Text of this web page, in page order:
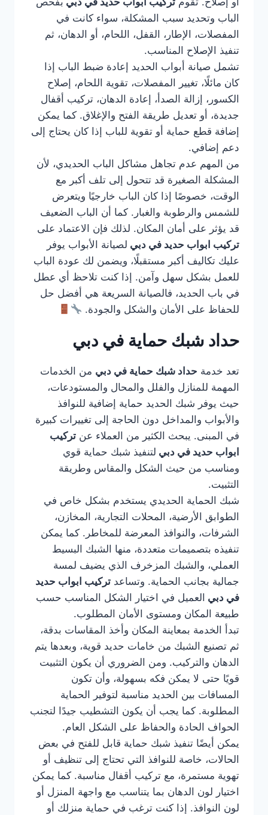
الباب وتحديد سبب المشكلة، سواء كانت في
المفصلات، الإطار، القفل، اللحام، أو الدهان، ثم
تنفيذ الإصلاح المناسب.
تشمل صيانة أبواب الحديد إعادة ضبط الباب إذا
كان مائلًا، تغيير المفصلات، تقوية اللحام، إصلاح
الكسور، إزالة الصدأ، إعادة الدهان، تركيب أقفال
جديدة، أو تعديل طريقة الفتح والإغلاق. كما يمكن
إضافة قطع حماية أو تقوية للباب إذا كان يحتاج إلى
دعم إضافي.
من المهم عدم تجاهل مشاكل الباب الحديدي، لأن
المشكلة الصغيرة قد تتحول إلى تلف أكبر مع
الوقت، خصوصًا إذا كان الباب خارجيًا ويتعرض
للشمس والرطوبة والغبار. كما أن الباب الضعيف
قد يؤثر على أمان المكان. لذلك فإن الاعتماد على
تركيب ابواب حديد في دبي لصيانة الأبواب يوفر
عليك تكاليف أكبر مستقبلًا، ويضمن لك عودة الباب
للعمل بشكل سهل وآمن. إذا كنت تلاحظ أي عطل
في باب الحديد، فالصيانة السريعة هي أفضل حل
للحفاظ على الأمان والشكل والجودة.
حداد شبك حماية في دبي
تعد خدمة حداد شبك حماية في دبي من الخدمات
المهمة للمنازل والفلل والمحال والمستودعات،
حيث يوفر شبك الحديد حماية إضافية للنوافذ
والأبواب والمداخل دون الحاجة إلى تغييرات كبيرة
في المبنى. يبحث الكثير من العملاء عن تركيب
ابواب حديد في دبي لتنفيذ شبك حماية قوي
ومناسب من حيث الشكل والمقاس وطريقة
التثبيت.
شبك الحماية الحديدي يستخدم بشكل خاص في
الطوابق الأرضية، المحلات التجارية، المخازن،
الشرفات، والنوافذ المعرضة للمخاطر. كما يمكن
تنفيذه بتصميمات متعددة، منها الشبك البسيط
العملي، والشبك المزخرف الذي يضيف لمسة
جمالية بجانب الحماية. وتساعد تركيب ابواب حديد
في دبي العميل في اختيار الشكل المناسب حسب
طبيعة المكان ومستوى الأمان المطلوب.
تبدأ الخدمة بمعاينة المكان وأخذ المقاسات بدقة،
ثم تصنيع الشبك من خامات حديد قوية، وبعدها يتم
الدهان والتركيب. ومن الضروري أن يكون التثبيت
قويًا حتى لا يمكن فكه بسهولة، وأن تكون
المسافات بين الحديد مناسبة لتوفير الحماية
المطلوبة. كما يجب أن يكون التشطيب جيدًا لتجنب
الحواف الحادة والحفاظ على الشكل العام.
يمكن أيضًا تنفيذ شبك حماية قابل للفتح في بعض
الحالات، خاصة للنوافذ التي تحتاج إلى تنظيف أو
تهوية مستمرة، مع تركيب أقفال مناسبة. كما يمكن
اختيار لون الدهان بما يتناسب مع واجهة المنزل أو
لون النوافذ. إذا كنت ترغب في حماية منزلك أو